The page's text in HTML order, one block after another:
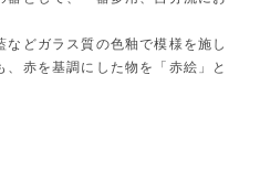
どガラス質の色釉で模様を施し
赤を基調にした物を「赤絵」と